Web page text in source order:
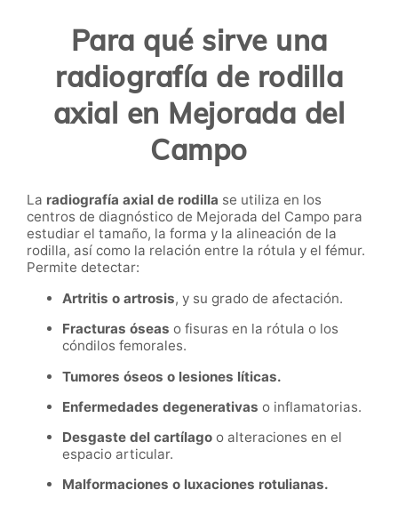
Para qué sirve una
radiografía de rodilla
axial en Mejorada del
Campo
La radiografía axial de rodilla se utiliza en los
centros de diagnóstico de Mejorada del Campo para
estudiar el tamaño, la forma y la alineación de la
rodilla, así como la relación entre la rótula y el fémur.
Permite detectar:
Artritis o artrosis, y su grado de afectación.
Fracturas óseas o fisuras en la rótula o los
cóndilos femorales.
Tumores óseos o lesiones líticas.
Enfermedades degenerativas o inflamatorias.
Desgaste del cartílago o alteraciones en el
espacio articular.
Malformaciones o luxaciones rotulianas.